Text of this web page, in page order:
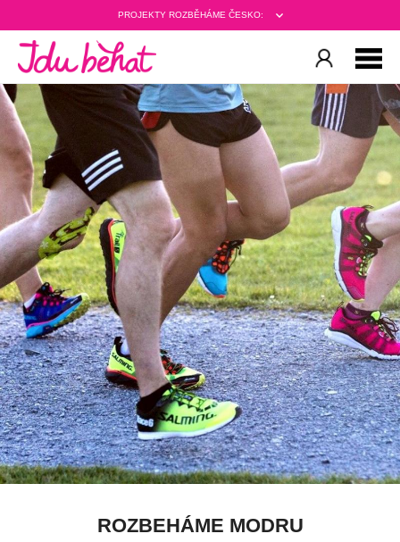
PROJEKTY ROZBĚHÁME ČESKO:
ROZBEHÁME MODRU